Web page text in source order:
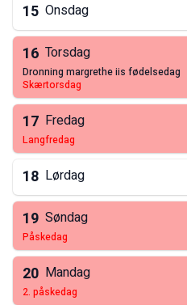
15 Onsdag
16 Torsdag
dronning margrethe iis fødelsedag
skærtorsdag
17 Fredag
langfredag
18 Lørdag
19 Søndag
påskedag
20 Mandag
2. påskedag